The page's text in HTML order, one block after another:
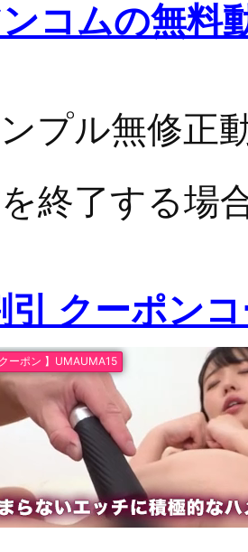
コムの無料
プル無修正
終了する場
引 クーポン